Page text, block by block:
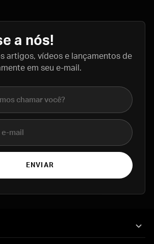
a nós!
artigos, vídeos e lançamentos de
em seu e-mail.
ENVIAR